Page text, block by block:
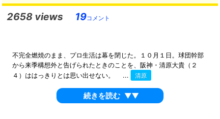
2658 views 19コメント
不完全燃焼のまま、プロ生活は幕を閉じた。１０月１日。球団幹部
から来季構想外と告げられたときのことを、阪神・清原大貴（２
４）ははっきりとは思い出せない。 ...
清原
続きを読む ▼▼